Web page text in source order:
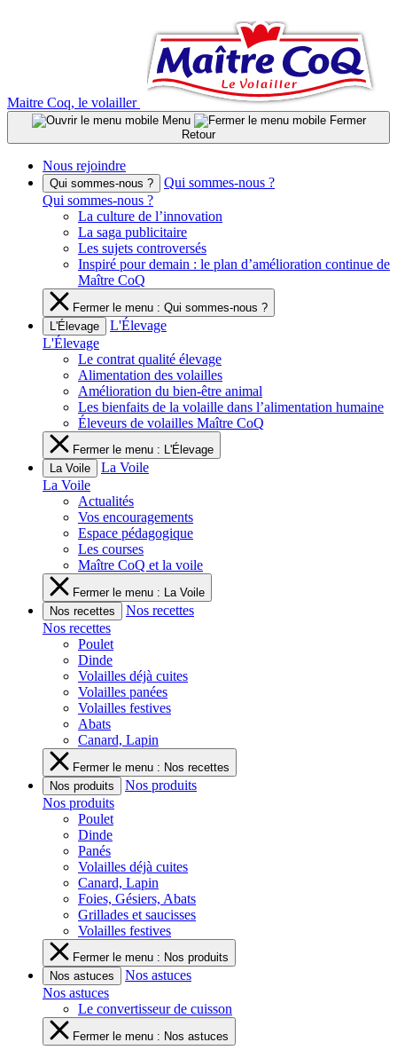
Maitre Coq, le volailler
Menu
Fermer
Retour
Nous rejoindre
Qui sommes-nous ?
Qui sommes-nous ?
Qui sommes-nous ?
La culture de l’innovation
La saga publicitaire
Les sujets controversés
Inspiré pour demain : le plan d’amélioration continue de
Maître CoQ
Fermer le menu : Qui sommes-nous ?
L'Élevage
L'Élevage
L'Élevage
Le contrat qualité élevage
Alimentation des volailles
Amélioration du bien-être animal
Les bienfaits de la volaille dans l’alimentation humaine
Éleveurs de volailles Maître CoQ
Fermer le menu : L'Élevage
La Voile
La Voile
La Voile
Actualités
Vos encouragements
Espace pédagogique
Les courses
Maître CoQ et la voile
Fermer le menu : La Voile
Nos recettes
Nos recettes
Nos recettes
Poulet
Dinde
Volailles déjà cuites
Volailles panées
Volailles festives
Abats
Canard, Lapin
Fermer le menu : Nos recettes
Nos produits
Nos produits
Nos produits
Poulet
Dinde
Panés
Volailles déjà cuites
Canard, Lapin
Foies, Gésiers, Abats
Grillades et saucisses
Volailles festives
Fermer le menu : Nos produits
Nos astuces
Nos astuces
Nos astuces
Le convertisseur de cuisson
Fermer le menu : Nos astuces